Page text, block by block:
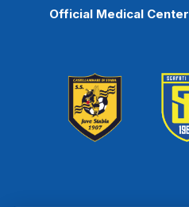
Official Medical Center